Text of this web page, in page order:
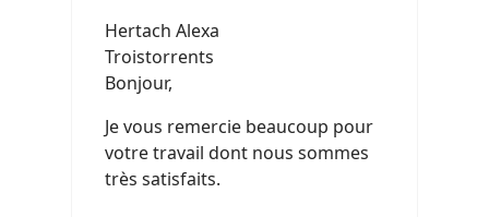
Hertach Alexa
Troistorrents
Bonjour,
Je vous remercie beaucoup pour
votre travail dont nous sommes
très satisfaits.